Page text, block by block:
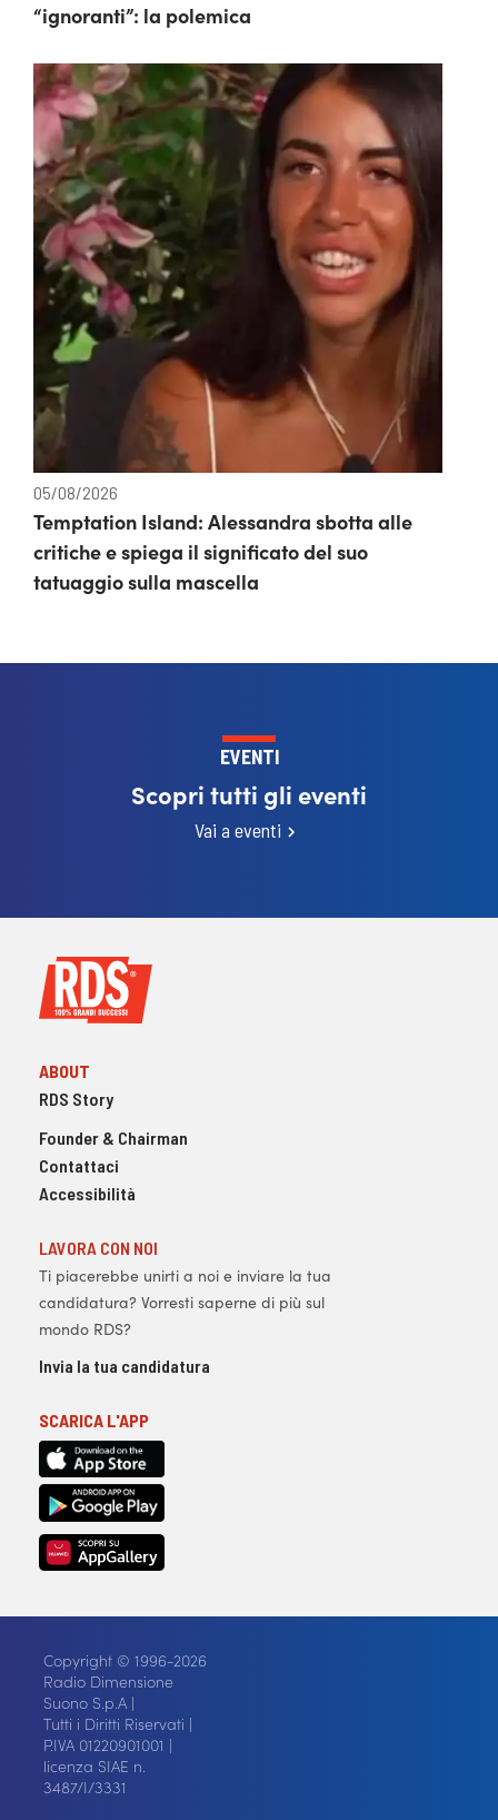
“ignoranti”: la polemica
05/08/2026
Temptation Island: Alessandra sbotta alle
critiche e spiega il significato del suo
tatuaggio sulla mascella
EVENTI
Scopri tutti gli eventi
Vai a eventi
ABOUT
RDS Story
Founder & Chairman
Contattaci
Accessibilità
LAVORA CON NOI
Ti piacerebbe unirti a noi e inviare la tua
candidatura? Vorresti saperne di più sul
mondo RDS?
Invia la tua candidatura
SCARICA L'APP
Copyright © 1996-2026
Radio Dimensione
Suono S.p.A |
Tutti i Diritti Riservati |
P.IVA 01220901001 |
licenza SIAE n.
3487/I/3331